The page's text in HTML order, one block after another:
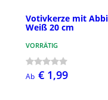
Votivkerze mit
Weiß 20 cm
VORRÄTIG
Ab € 1,99